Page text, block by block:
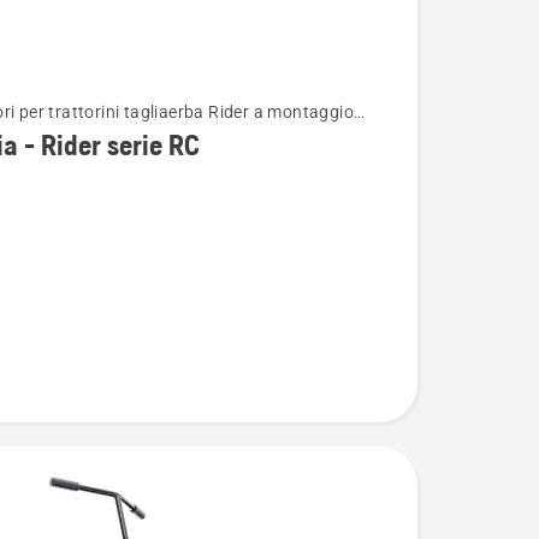
per trattorini tagliaerba Rider a montaggio
- Rider serie RC